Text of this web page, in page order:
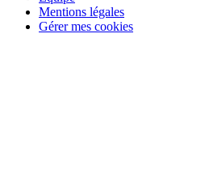
Mentions légales
Gérer mes cookies